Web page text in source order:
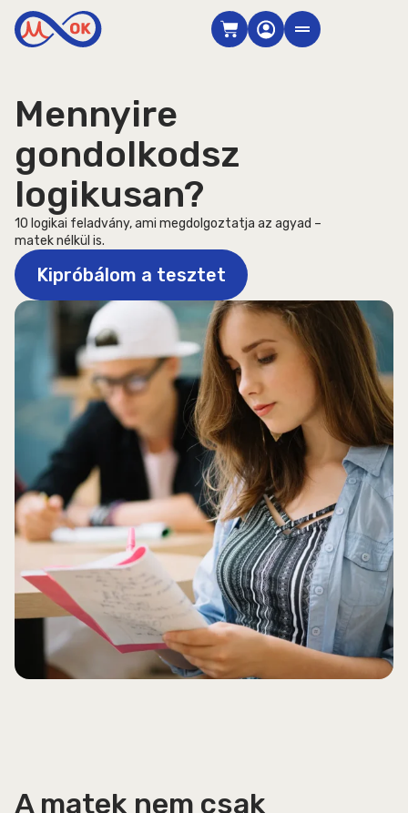
Skip
Cart
Mennyire
gondolkodsz
logikusan?
10 logikai feladvány, ami megdolgoztatja az agyad –
matek nélkül is.
Kipróbálom a tesztet
A matek nem csak